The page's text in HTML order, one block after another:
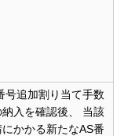
号追加割り当て手数
納入を確認後、 当該
かかる新たなAS番